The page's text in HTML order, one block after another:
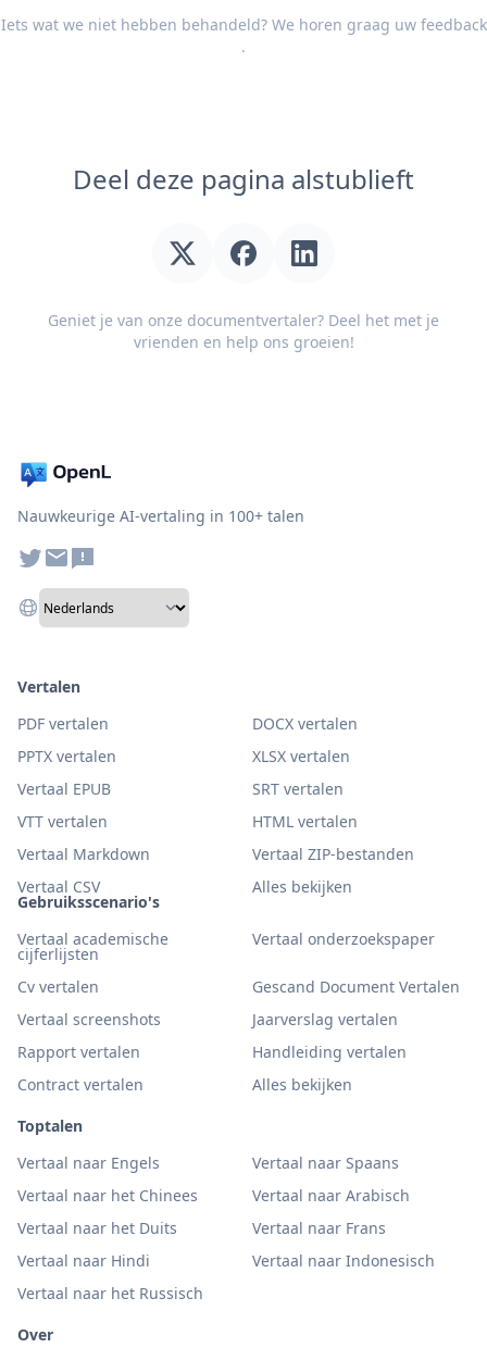
Iets wat we niet hebben behandeld? We horen graag uw feedback
.
Deel deze pagina alstublieft
Geniet je van onze documentvertaler? Deel het met je
vrienden en help ons groeien!
Nauwkeurige AI-vertaling in 100+ talen
Gebruiksscenario's
Vertaal academische
cijferlijsten
Vertaal onderzoekspaper
Cv vertalen
Gescand Document Vertalen
Vertaal screenshots
Jaarverslag vertalen
Rapport vertalen
Handleiding vertalen
Contract vertalen
Alles bekijken
Toptalen
Vertaal naar Engels
Vertaal naar Spaans
Vertaal naar het Chinees
Vertaal naar Arabisch
Vertaal naar het Duits
Vertaal naar Frans
Vertaal naar Hindi
Vertaal naar Indonesisch
Vertaal naar het Russisch
Vertalen
PDF vertalen
DOCX vertalen
PPTX vertalen
XLSX vertalen
Vertaal EPUB
SRT vertalen
VTT vertalen
HTML vertalen
Vertaal Markdown
Vertaal ZIP-bestanden
Vertaal CSV
Alles bekijken
Over